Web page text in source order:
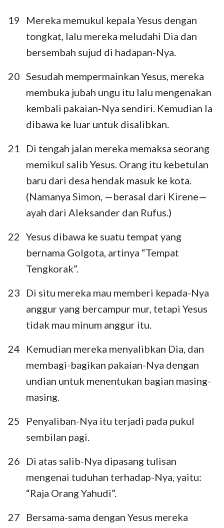
19
Mereka memukul kepala Yesus dengan
tongkat, lalu mereka meludahi Dia dan
bersembah sujud di hadapan-Nya.
20 Sesudah mempermainkan Yesus, mereka
membuka jubah ungu itu lalu mengenakan
kembali pakaian-Nya sendiri. Kemudian Ia
dibawa ke luar untuk disalibkan.
21
Di tengah jalan mereka memaksa seorang
memikul salib Yesus. Orang itu kebetulan
baru dari desa hendak masuk ke kota.
(Namanya Simon, —berasal dari Kirene—
ayah dari Aleksander dan Rufus.)
22 Yesus dibawa ke suatu tempat yang
bernama Golgota, artinya “Tempat
Tengkorak”.
23
Di situ mereka mau memberi kepada-Nya
anggur yang bercampur mur, tetapi Yesus
tidak mau minum anggur itu.
24
Kemudian mereka menyalibkan Dia, dan
membagi-bagikan pakaian-Nya dengan
undian untuk menentukan bagian masing-
masing.
25
Penyaliban-Nya itu terjadi pada pukul
sembilan pagi.
26
Di atas salib-Nya dipasang tulisan
mengenai tuduhan terhadap-Nya, yaitu:
“Raja Orang Yahudi”.
27
Bersama-sama dengan Yesus mereka